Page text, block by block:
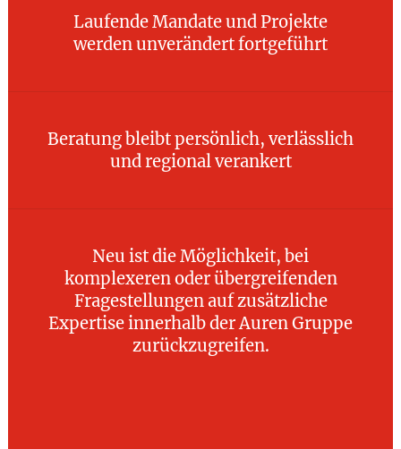
Laufende Mandate und Projekte
werden unverändert fortgeführt
Beratung bleibt persönlich, verlässlich
und regional verankert
Neu ist die Möglichkeit, bei
komplexeren oder übergreifenden
Fragestellungen auf zusätzliche
Expertise innerhalb der Auren Gruppe
zurückzugreifen.